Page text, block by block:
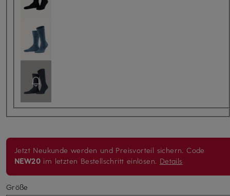
Jetzt Neukunde werden und Preisvorteil sichern. Code
NEW20 im letzten Bestellschritt einlösen. Details
Größe